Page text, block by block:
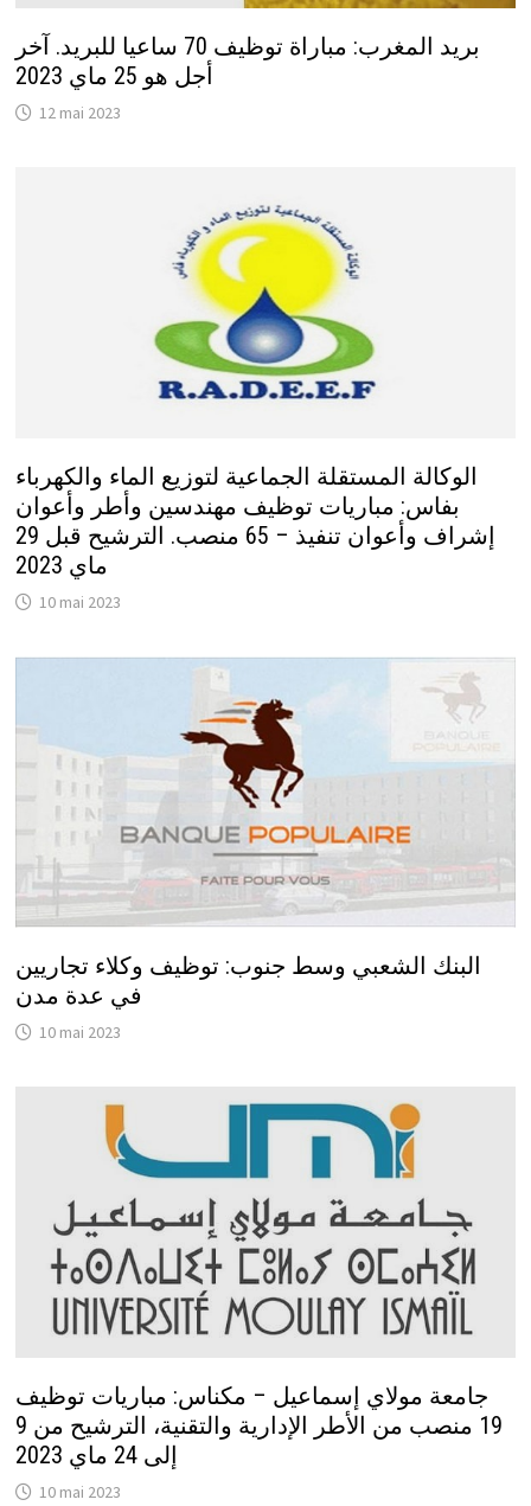
بريد المغرب: مباراة توظيف 70 ساعيا للبريد. آخر
أجل هو 25 ماي 2023
12 mai 2023
الوكالة المستقلة الجماعية لتوزيع الماء والكهرباء
بفاس: مباريات توظيف مهندسين وأطر وأعوان
إشراف وأعوان تنفيذ – 65 منصب. الترشيح قبل 29
ماي 2023
10 mai 2023
البنك الشعبي وسط جنوب: توظيف وكلاء تجاريين
في عدة مدن
10 mai 2023
جامعة مولاي إسماعيل – مكناس: مباريات توظيف
19 منصب من الأطر الإدارية والتقنية، الترشيح من 9
إلى 24 ماي 2023
10 mai 2023